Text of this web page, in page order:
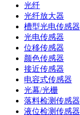
光纤
光纤放大器
槽型光电传感器
光电传感器
位移传感器
颜色传感器
接近传感器
电容式传感器
光幕/光栅
落料检测传感器
液位检测传感器